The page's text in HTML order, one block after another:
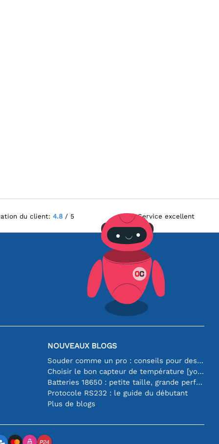
du client: 4.8 / 5 Service excellent
NOUVEAUX BLOGS
Souder comme un pro : conseils pour des connexions électroniques parfaites
Choisir le bon capteur de température [youtube]
Batteries 18650 : petite taille, grande performance
Protocole RS232 : le guide du débutant
Plus de blogs